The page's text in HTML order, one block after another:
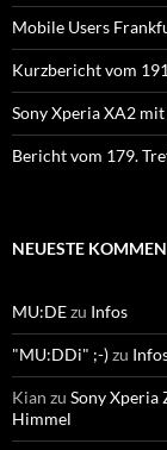
Mobile Users
Kurzbericht vom
Sony Xperia XA2
Bericht vom 179.
NEUESTE
MU:DEzu Infos
"MU:DDi" ;-)zu
Kian zu Sony Xperia
Himmel